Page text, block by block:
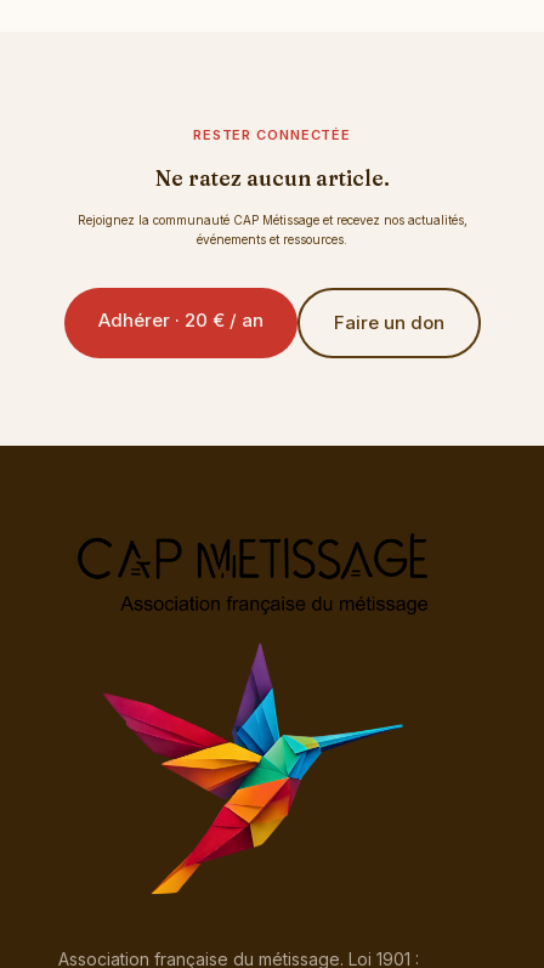
RESTER CONNECTÉE
Ne ratez aucun article.
Rejoignez la communauté CAP Métissage et recevez nos actualités,
événements et ressources.
Adhérer · 20 € / an Faire un don
Association française du métissage. Loi 1901 :